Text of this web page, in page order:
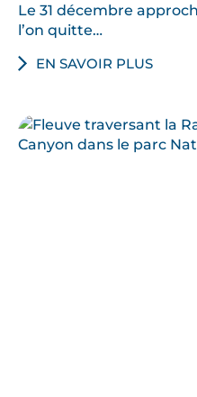
Le 31 décembre
l’on quitte…
EN SAVOIR PLUS